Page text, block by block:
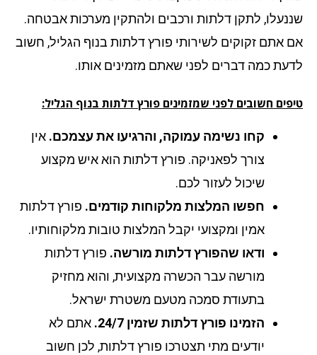
לתקן דלתות ורכבים ולהתקין מערכות אבטחה.
אתם זקוקים לשירותי פורץ דלתות בנוף הגליל, חשוב
כמה דברים לפני שאתם מזמינים אותו.
חשובים לפני שמזמינים פורץ דלתות בנוף הגליל:
קחו נשימה עמוקה, והרגיעו את עצמכם.אין
צורך לפאניקה. פורץ דלתות הוא איש מקצוע
שיכול לעזור לכם.
חפשו המלצות מלקוחות קודמים.פורץ דלתות
אמין ומקצועי יקבל המלצות טובות מלקוחותיו.
ודאו שהפורץ דלתות מורשה.פורץ דלתות
מורשה עבר הכשרה מקצועית, והוא מחזיק
בתעודת סמכה מטעם משטרת ישראל.
הזמינו פורץ דלתות שזמין 24/7.
אתם לא
יודעים מתי תצטרכו פורץ דלתות, לכן חשוב